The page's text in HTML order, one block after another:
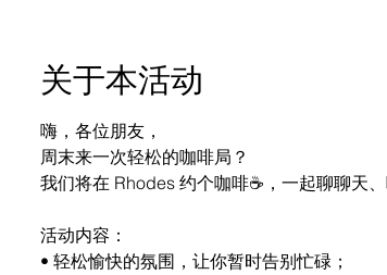
关于本活动
嗨，各位朋友，
周末来一次轻松的咖啡局？
我们将在 Rhodes 约个咖啡☕️，一起聊聊天、
活动内容：
• 轻松愉快的氛围，让你暂时告别忙碌；